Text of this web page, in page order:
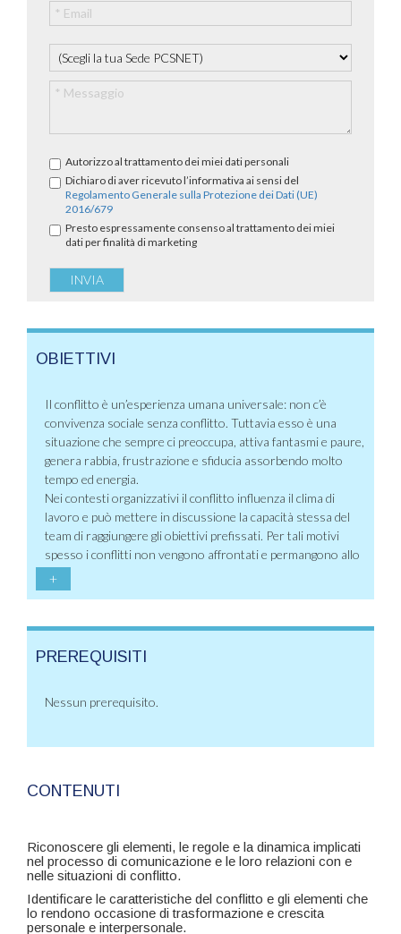
Autorizzo al trattamento dei miei dati personali
Dichiaro di aver ricevuto l’informativa ai sensi del
Regolamento Generale sulla Protezione dei Dati (UE)
2016/679
Presto espressamente consenso al trattamento dei miei
dati per finalità di marketing
OBIETTIVI
Il conflitto è un’esperienza umana universale: non c’è
convivenza sociale senza conflitto. Tuttavia esso è una
situazione che sempre ci preoccupa, attiva fantasmi e paure,
genera rabbia, frustrazione e sfiducia assorbendo molto
tempo ed energia.
Nei contesti organizzativi il conflitto influenza il clima di
lavoro e può mettere in discussione la capacità stessa del
team di raggiungere gli obiettivi prefissati. Per tali motivi
spesso i conflitti non vengono affrontati e permangono allo
+
PREREQUISITI
Nessun prerequisito.
CONTENUTI
Riconoscere gli elementi, le regole e la dinamica implicati
nel processo di comunicazione e le loro relazioni con e
nelle situazioni di conflitto.
Identificare le caratteristiche del conflitto e gli elementi che
lo rendono occasione di trasformazione e crescita
personale e interpersonale.